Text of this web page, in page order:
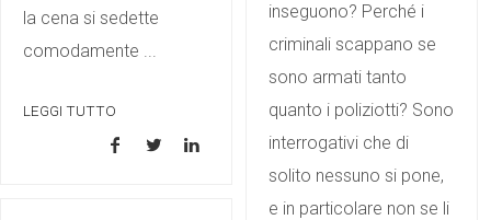
la cena si sedette
comodamente ...
LEGGI TUTTO
inseguono? Perché i
criminali scappano se
sono armati tanto
quanto i poliziotti? Sono
interrogativi che di
solito nessuno si pone,
e in particolare non se li